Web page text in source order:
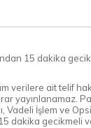
15 dakika
verilere ait telif
yayınlanamaz.
Vadeli İşlem ve
dakika gecikmeli